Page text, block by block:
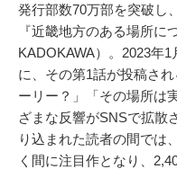
発行部数70万部を突破し
『近畿地方のある場所に
KADOKAWA）。2023年
に、その第1話が投稿さ
ーリー？」「その場所は
ざまな反響がSNSで拡散
り込まれた読者の間では
く間に注目作となり、